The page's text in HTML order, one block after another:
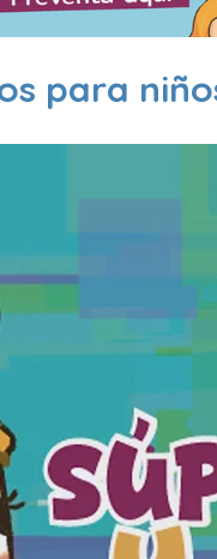
para